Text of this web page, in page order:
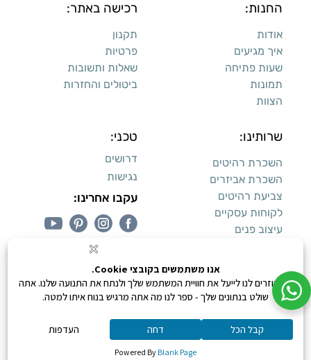
החנות:
אודות
איך מגיעים
שעות פתיחה
תמונות
הצוות
רכישה באתר:
תקנון
פרטיות
שאלות ותשובות
ביטולים והחזרות
שרותינו:
השכרת רהיטים
השכרת אביזרים
צביעת רהיטים
לקוחות עסקיים
עיצוב פנים
טכני:
דרושים
נגישות
עקבו אחרינו:
קנייה מאובטחת